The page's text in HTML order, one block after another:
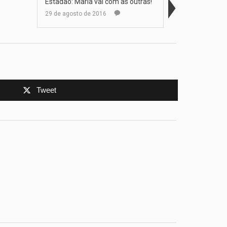
29 de agosto de 2016
Tweet